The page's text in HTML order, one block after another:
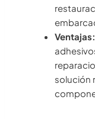
Ventajas:
solución